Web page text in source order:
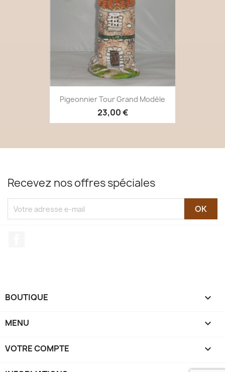
Pigeonnier Tour Grand Modèle
23,00 €
Recevez nos offres spéciales
BOUTIQUE 
MENU 
VOTRE COMPTE 